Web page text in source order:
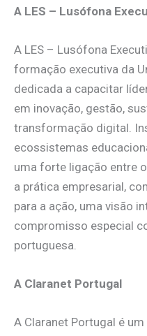
A LES – Lusófona
A LES – Lusófona
formação executiva da
dedicada a capacitar
em inovação, gestão,
transformação digital.
ecossistemas
uma forte ligação entre
a prática empresarial,
para a ação, uma visão
compromisso especial
portuguesa.
A Claranet Portugal
A Claranet Portugal é